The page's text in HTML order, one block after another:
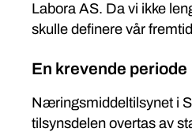
Labora AS. Da vi ikke
skulle definere vår
En krevende periode
Næringsmiddeltilsynet i
tilsynsdelen overtas av